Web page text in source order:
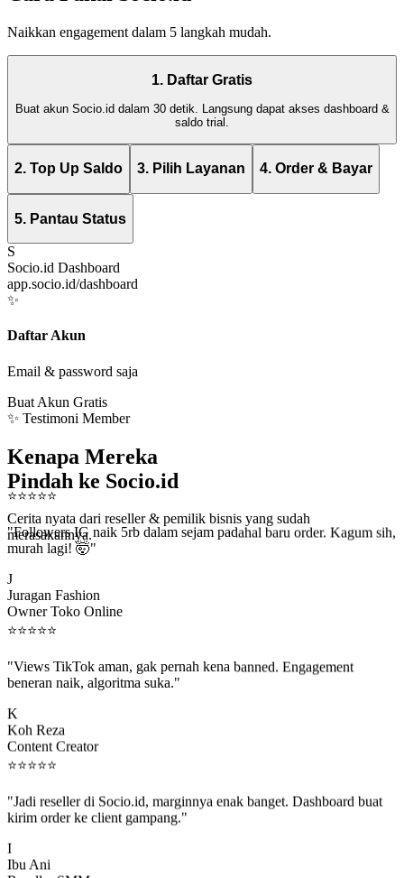
Naikkan engagement dalam 5 langkah mudah.
1. Daftar Gratis
Buat akun Socio.id dalam 30 detik. Langsung dapat akses dashboard &
saldo trial.
2. Top Up Saldo 3. Pilih Layanan 4. Order & Bayar
5. Pantau Status
S
Socio.id Dashboard
app.socio.id/dashboard
✨
Daftar Akun
Email & password saja
Buat Akun Gratis
✨ Testimoni Member
Kenapa Mereka
Pindah ke Socio.id
Cerita nyata dari reseller & pemilik bisnis yang sudah
merasakannya.
⭐⭐⭐⭐⭐
"Followers IG naik 5rb dalam sejam padahal baru order. Kagum sih,
murah lagi! 🤯"
Juragan Fashion
Owner Toko Online
⭐⭐⭐⭐ ⭐
beneran naik, algoritma suka."
Koh Reza
Content Creator
⭐⭐⭐⭐⭐
kirim order ke client gampang."
Ibu Ani
Reseller SMM